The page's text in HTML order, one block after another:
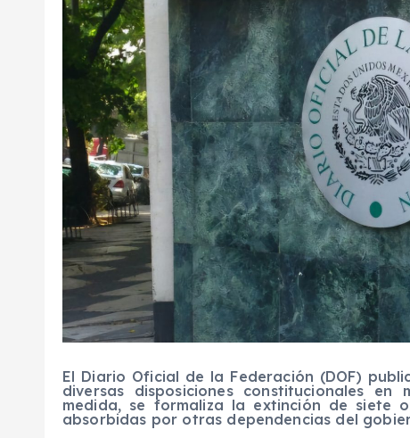
El Diario Oficial de la Federación (DOF)
diversas disposiciones constitucionales
medida, se formaliza la extinción de siete
absorbidas por otras dependencias del